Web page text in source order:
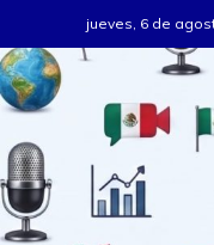
al
contenido
jueves, 6 de